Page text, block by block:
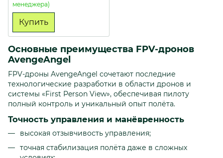
менеджера)
Купить
Основные преимущества FPV-дронов
AvengeAngel
FPV-дроны AvengeAngel сочетают последние
технологические разработки в области дронов и
системы «First Person View», обеспечивая пилоту
полный контроль и уникальный опыт полёта.
Точность управления и манёвренность
высокая отзывчивость управления;
точная стабилизация полёта даже в сложных